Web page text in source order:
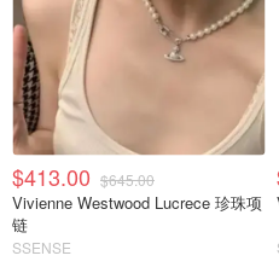
$413.00 $645.00
Vivienne Westwood Lucrece 珍珠项
链
SSENSE